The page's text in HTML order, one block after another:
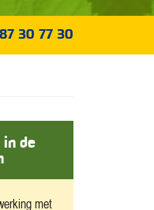
30 77 30
in de
met